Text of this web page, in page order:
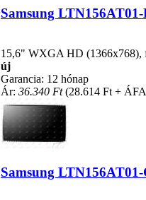
Samsung
15,6" WXGA HD (1366x768),
új
Garancia: 12 hónap
Ár: 36.340 Ft(28.614 Ft +
Samsung